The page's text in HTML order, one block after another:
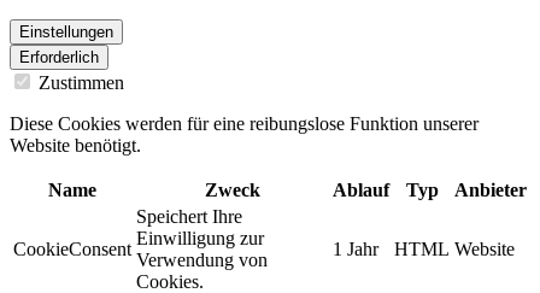
Einstellungen
Erforderlich
Zustimmen
Diese Cookies werden für eine reibungslose Funktion unserer
Website benötigt.
Name Zweck Ablauf Typ Anbieter
CookieConsent
Speichert Ihre
Einwilligung zur
Verwendung von
Cookies.
1 Jahr HTML Website